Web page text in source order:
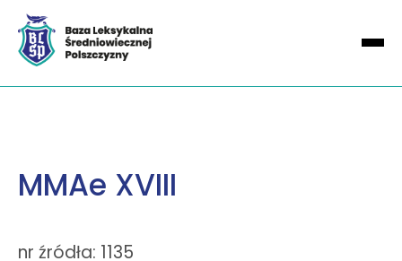
MMAe XVIII
nr źródła: 1135